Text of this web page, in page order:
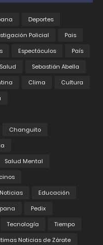
Deportes
Policial
Pais
Espectáculos
País
Salud
Sebastián Abella
Clima
Cultura
Changuito
Salud Mental
Educación
Pedix
Tecnología
Tiempo
Noticias de Zárate